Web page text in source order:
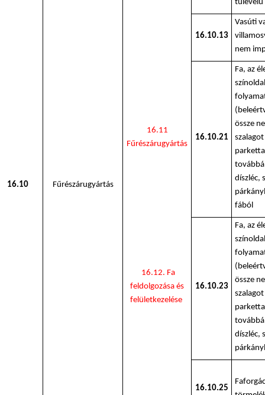
16.10 Fűrészárugyártás
tűlevelű
16.10.13
Vasúti
nem
16.11
Fűrészárugyártás
16.10.21
Fa, az
össze
díszléc,
fából
16.12. Fa
feldolgozása és
felületkezelése
16.10.23
Fa, az
össze
díszléc,
16.10.25